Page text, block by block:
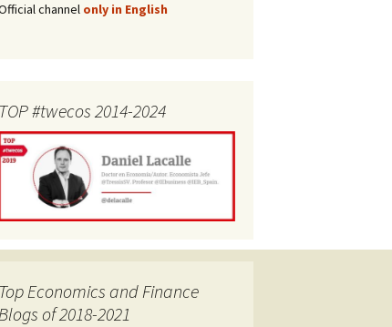
channel only in English
TOP #twecos 2014-2024
Top Economics and Finance
Blogs of 2018-2021